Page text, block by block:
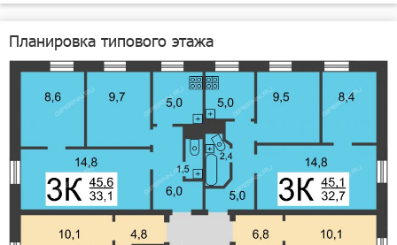
Планировка типового этажа